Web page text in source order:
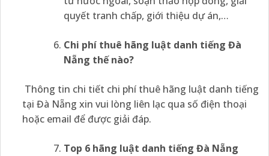
quyết tranh chấp, giới thiệu dự án,…
Chi phí thuê hãng luật danh tiếng Đà
Nẵng thế nào?
Thông tin chi tiết chi phí thuê hãng luật danh tiếng
tại Đà Nẵng xin vui lòng liên lạc qua số điện thoại
hoặc email để được giải đáp.
Top 6 hãng luật danh tiếng Đà Nẵng